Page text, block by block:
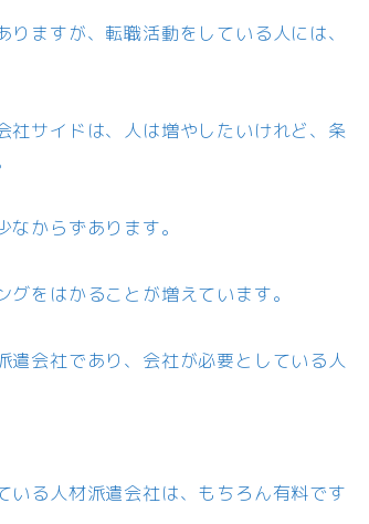
ますが、転職活動をしている人には、
社サイドは、人は増やしたいけれど、条
からずあります。
をはかることが増えています。
会社であり、会社が必要としている人
る人材派遣会社は、もちろん有料です